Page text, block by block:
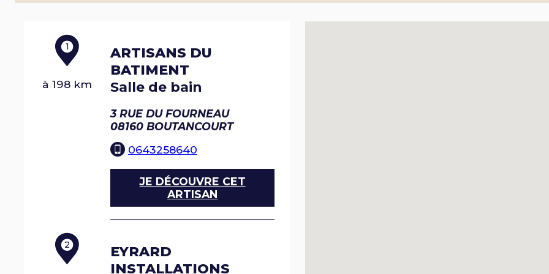
1
à 198 km
ARTISANS DU
BATIMENT
Salle de bain
3 RUE DU FOURNEAU
08160 BOUTANCOURT
0643258640
JE DÉCOUVRE CET
ARTISAN
2
EYRARD
INSTALLATIONS